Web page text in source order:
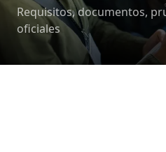
Requisitos, documentos,
oficiales